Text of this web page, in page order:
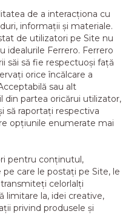
de a interacționa cu
informații și materiale.
de utilizatori pe Site nu
idealurile Ferrero. Ferrero
săi să fie respectuoși față
orice încălcare a
sau alt
partea oricărui utilizator,
să raportați respectiva
opțiunile enumerate mai
pentru conținutul,
care le postați pe Site, le
celorlalți
limitare la, idei creative,
privind produsele și